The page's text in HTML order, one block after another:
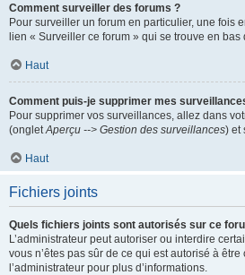
Comment surveiller des forums ?
Pour surveiller un forum en particulier, une fois
lien « Surveiller ce forum » qui se trouve en bas
Haut
Comment puis-je supprimer mes
Pour supprimer vos surveillances, allez dans
(ongletAperçu --> Gestion des surveillances) et
Haut
Fichiers joints
Quels fichiers joints sont autorisés sur ce
L’administrateur peut autoriser ou interdire
vous n’êtes pas sûr de ce qui est autorisé à
l’administrateur pour plus d’informations.